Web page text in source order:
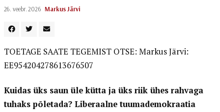
26. veebr. 2026 Markus Järvi
TOETAGE SAATE TEGEMIST OTSE: Markus Järvi:
EE954204278613676507
Kuidas üks saun üle kütta ja üks riik ühes rahvaga
tuhaks põletada? Liberaalne tuumademokraatia